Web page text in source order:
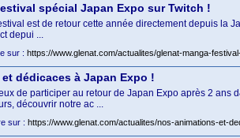
spécial Japan Expo sur Twitch !
est de retour cette année directement depuis la
depui ...
sur : https://www.glenat.com/actualites/glenat-manga-
dédicaces à Japan Expo !
de participer au retour de Japan Expo après 2
découvrir notre ac ...
sur : https://www.glenat.com/actualites/nos-animations-et-